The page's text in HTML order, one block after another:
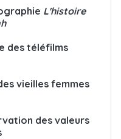
L'histoire
des téléfilms
vieilles femmes
des valeurs